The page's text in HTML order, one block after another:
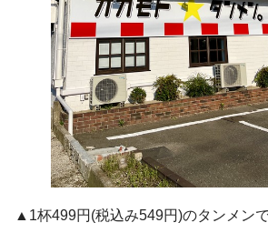
▲1杯499円(税込み549円)のタンメン